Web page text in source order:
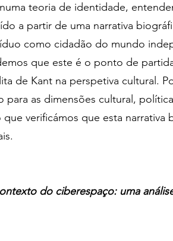
teoria de identidade,
a partir de uma narrativa
como cidadão do mundo
que este é o ponto de
de Kant na perspetiva cultural.
para as dimensões cultural,
que verificámos que esta
do ciberespaço: uma